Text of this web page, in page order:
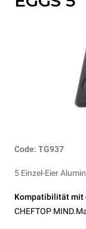
Code: TG937
5 Einzel-Eier
Kompatibilität mit
CHEFTOP